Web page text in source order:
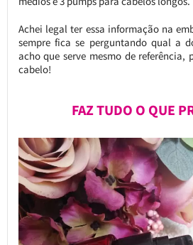
Achei legal ter essa informação na
sempre fica se perguntando qual a
acho que serve mesmo de referência,
cabelo!
FAZ TUDO O QUE